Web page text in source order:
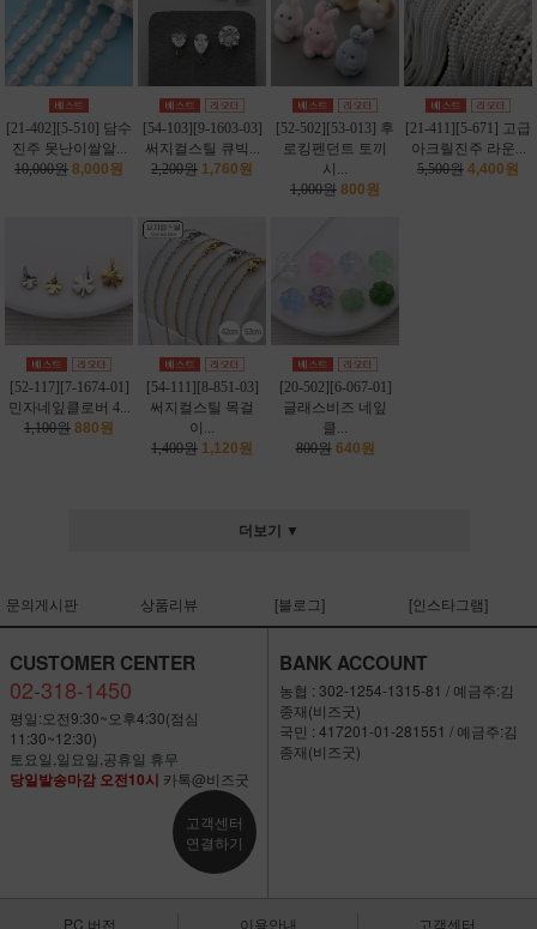
[21-402][5-510] 담수
진주 못난이쌀알...
10,000원 8,000원
[54-103][9-1603-03]
써지컬스틸 큐빅...
2,200원 1,760원
[52-502][53-013] 후
로킹펜던트 토끼
시...
1,000원 800원
[21-411][5-671] 고급
아크릴진주 라운...
5,500원 4,400원
[52-117][7-1674-01]
민자네잎클로버 4...
1,100원 880원
[54-111][8-851-03]
써지컬스틸 목걸
이...
1,400원 1,120원
[20-502][6-067-01]
글래스비즈 네잎
클...
800원 640원
더보기 ▼
문의게시판 상품리뷰 [블로그] [인스타그램]
CUSTOMER CENTER
02-318-1450
평일:오전9:30~오후4:30(점심
11:30~12:30)
토요일,일요일,공휴일 휴무
당일발송마감 오전10시 카톡@비즈굿
고객센터
연결하기
BANK ACCOUNT
농협 : 302-1254-1315-81 / 예금주:김
종재(비즈굿)
국민 : 417201-01-281551 / 예금주:김
종재(비즈굿)
PC 버전 이용안내 고객센터